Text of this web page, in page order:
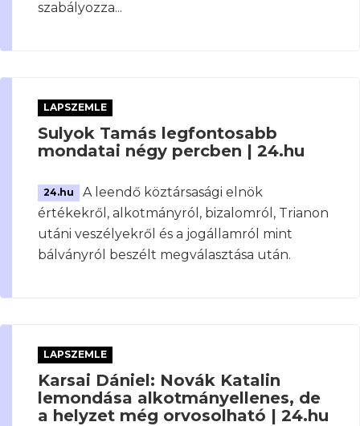
szabályozza...
LAPSZEMLE
Sulyok Tamás legfontosabb
mondatai négy percben | 24.hu
24.hu
A leendő köztársasági elnök
értékekről, alkotmányról, bizalomról, Trianon
utáni veszélyekről és a jogállamról mint
bálványról beszélt megválasztása után.
LAPSZEMLE
Karsai Dániel: Novák Katalin
lemondása alkotmányellenes, de
a helyzet még orvosolható | 24.hu